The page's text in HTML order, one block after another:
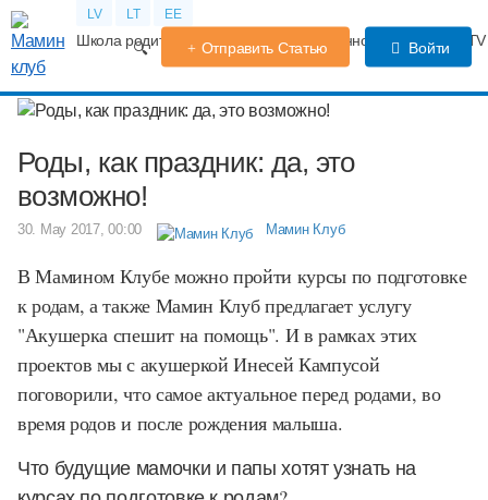
LV LT EE
Школа родителей Календарь беременности Форум
Отправить Статью Войти
Роды, как праздник: да, это
возможно!
30. May 2017, 00:00 Мамин Клуб
В Мамином Клубе можно пройти курсы по подготовке
к родам, а также Мамин Клуб предлагает услугу
"Акушерка спешит на помощь". И в рамках этих
проектов мы с акушеркой Инесей Кампусой
поговорили, что самое актуальное перед родами, во
время родов и после рождения малыша.
Что будущие мамочки и папы хотят узнать на